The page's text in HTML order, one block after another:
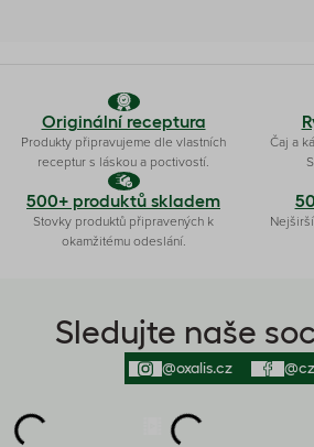
Originální receptura
Produkty připravujeme dle vlastních
receptur s láskou a poctivostí.
Čaj a
500+ produktů skladem
Stovky produktů připravených k
okamžitému odeslání.
Sledujte naše
@oxalis.cz